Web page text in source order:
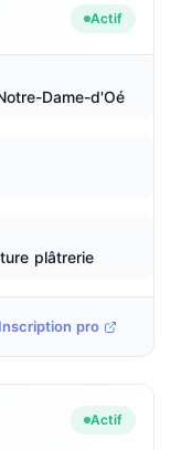
Actif
Dame-d'Oé
plâtrerie
Inscription pro
Actif